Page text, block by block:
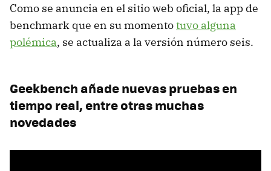
Como se anuncia en el sitio web oficial, la app de
benchmark que en su momentotuvo alguna
polémica, se actualiza a la versión número seis.
Geekbench añade nuevas pruebas en
tiempo real, entre otras muchas
novedades